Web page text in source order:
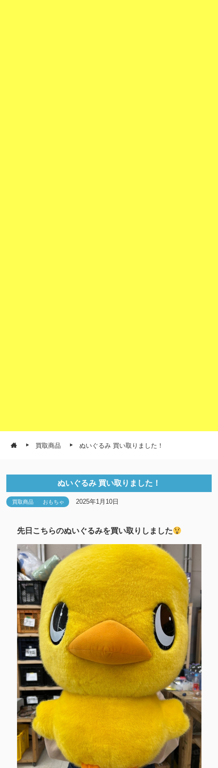
買取商品 ぬいぐるみ 買い取りました！
ぬいぐるみ 買い取りました！
買取商品 おもちゃ 2025年1月10日
先日こちらのぬいぐるみを買い取りしました